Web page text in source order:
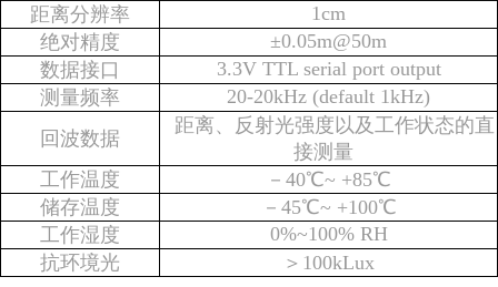
距离分辨率
1cm
绝对精度
±0.05m@50m
数据接口
3.3V TTL serial port output
测量频率
20-20kHz (default 1kHz)
回波数据
距离、反射光强度以及工作状态的直
接测量
工作温度
－40℃~ +85℃
储存温度
－45℃~ +100℃
工作湿度
0%~100% RH
抗环境光
＞100kLux